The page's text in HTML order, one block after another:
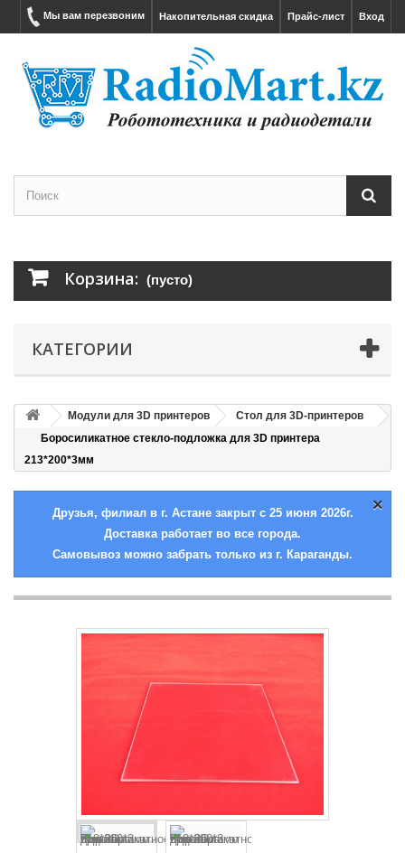
Вход
Прайс-лист
Накопительная скидка
Мы вам перезвоним
Корзина: (пусто)
КАТЕГОРИИ
Модули для 3D принтеров
Стол для 3D-принтеров
Боросиликатное стекло-подложка для 3D принтера
213*200*3мм
×
Друзья, филиал в г. Астане закрыт с 25 июня 2026г.
Доставка работает во все города.
Самовывоз можно забрать только из г. Караганды.